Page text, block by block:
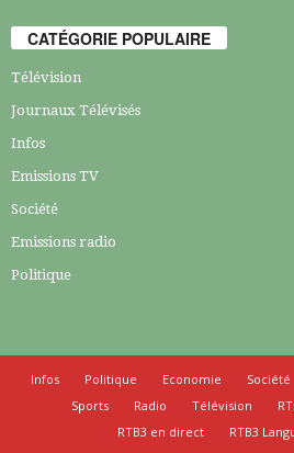
CATÉGORIE POPULAIRE
Télévision
Journaux Télévisés
Infos
Emissions TV
Société
Emissions radio
Politique
Infos Politique Economie Société
Sports
Radio Télévision
RTB3 en direct
RTB3